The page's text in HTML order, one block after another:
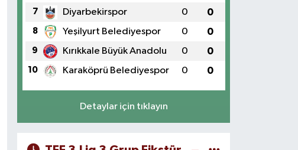
7 Diyarbekirspor 0 0
8 Yeşilyurt Belediyespor 0 0
9 Kırıkkale Büyük Anadolu 0 0
10 Karaköprü Belediyespor 0 0
Detaylar için tıklayın